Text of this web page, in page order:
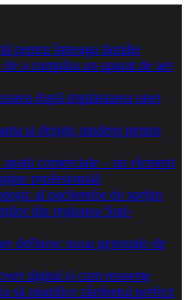
pentru întreaga familie
a cumpăra un aparat de aer
după implantarea unei
si design modern pentru
comerciale – un element
profesională
al pachetelor de sprijin
din regiunea Sud-
definesc noua generație de
digital și cum reușește
să planifice zâmbetul perfect